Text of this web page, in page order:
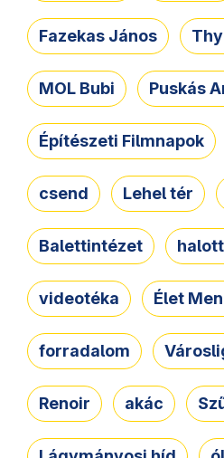
Fazekas János
MOL Bubi Puskás
Építészeti Filmnapok
csend Lehel tér
Balettintézet
videotéka Élet
forradalom
Renoir akác